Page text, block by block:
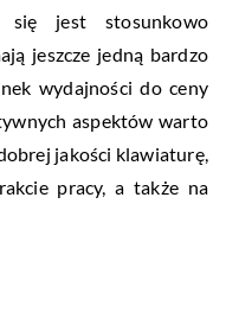
się jest stosunkowo
jeszcze jedną bardzo
wydajności do ceny
aspektów warto
jakości klawiaturę,
pracy, a także na